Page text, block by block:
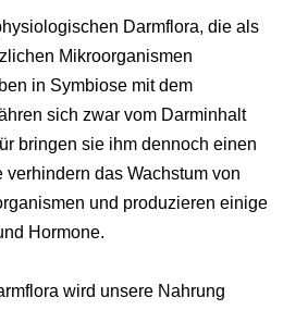
Darmflora, die als
Mikroorganismen
in Symbiose mit dem
sich zwar vom Darminhalt
bringen sie ihm dennoch einen
das Wachstum von
und produzieren einige
Hormone.
wird unsere Nahrung